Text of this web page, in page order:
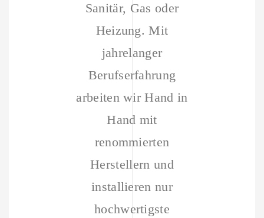
Sanitär, Gas oder
Heizung. Mit
jahrelanger
Berufserfahrung
arbeiten wir Hand in
Hand mit
renommierten
Herstellern und
installieren nur
hochwertigste